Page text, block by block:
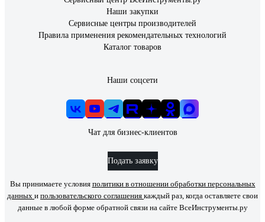
Наши закупки
Сервисные центры производителей
Правила применения рекомендательных технологий
Каталог товаров
Наши соцсети
Чат для бизнес-клиентов
Подать заявку
Вы принимаете условия политики в отношении обработки персональных
данных и пользовательского соглашения каждый раз, когда оставляете свои
данные в любой форме обратной связи на сайте ВсеИнструменты.ру